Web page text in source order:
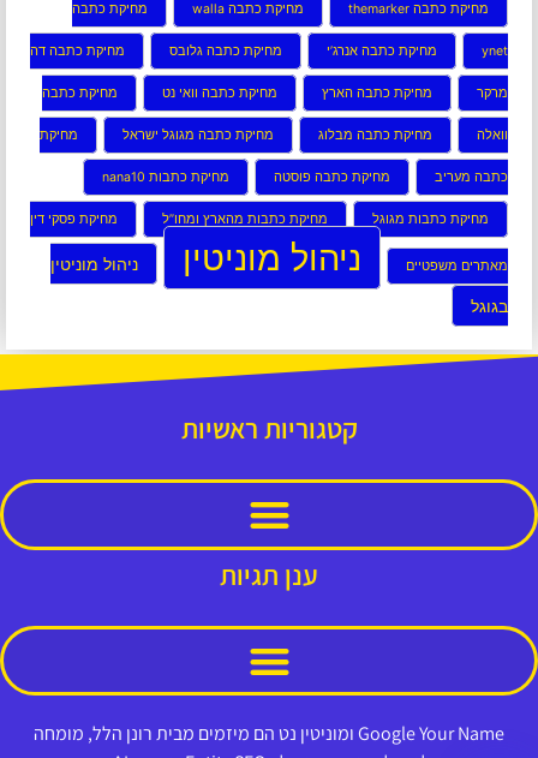
מחיקת כתבה themarker מחיקת כתבה walla מחיקת כתבה
ynet מחיקת כתבה אנרג’י מחיקת כתבה גלובס מחיקת כתבה דה
מרקר מחיקת כתבה הארץ מחיקת כתבה וואי נט מחיקת כתבה
וואלה מחיקת כתבה מבלוג מחיקת כתבה מגוגל ישראל מחיקת
כתבה מעריב מחיקת כתבה פוסטה מחיקת כתבות nana10
מחיקת כתבות מגוגל מחיקת כתבות מהארץ ומחו”ל מחיקת פסקי דין
מאתרים משפטיים ניהול מוניטין ניהול מוניטין
בגוגל
קטגוריות ראשיות
ענן תגיות
Google Your Name ומוניטין נט הם מיזמים מבית רונן הלל, מומחה